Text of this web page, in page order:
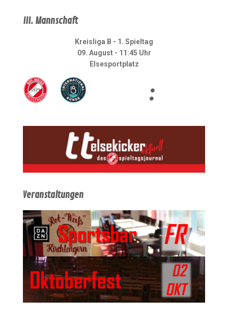
III. Mannschaft
Kreisliga B - 1. Spieltag
09. August - 11:45 Uhr
Elsesportplatz
:
Veranstaltungen